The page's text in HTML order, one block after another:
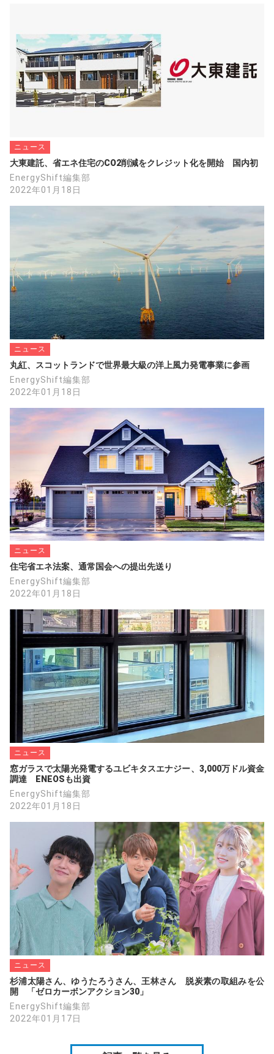
ニュース
大東建託、省エネ住宅のCO2削減をクレジット化を開始　国内初
EnergyShift編集部
2022年01月18日
ニュース
丸紅、スコットランドで世界最大級の洋上風力発電事業に参画
EnergyShift編集部
2022年01月18日
ニュース
住宅省エネ法案、通常国会への提出先送り
EnergyShift編集部
2022年01月18日
ニュース
窓ガラスで太陽光発電するユビキタスエナジー、3,000万ドル資金
調達　ENEOSも出資
EnergyShift編集部
2022年01月18日
ニュース
杉浦太陽さん、ゆうたろうさん、王林さん　脱炭素の取組みを公
開　「ゼロカーボンアクション30」
EnergyShift編集部
2022年01月17日